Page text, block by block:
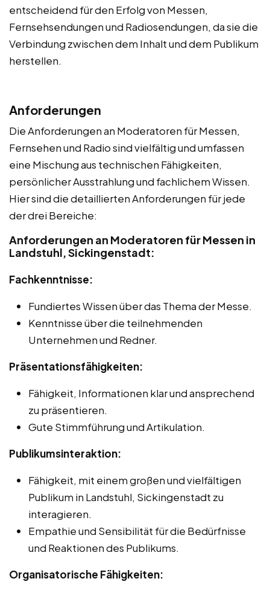
entscheidend für den Erfolg von Messen,
Fernsehsendungen und Radiosendungen, da sie die
Verbindung zwischen dem Inhalt und dem Publikum
herstellen.
Anforderungen
Die Anforderungen an Moderatoren für Messen,
Fernsehen und Radio sind vielfältig und umfassen
eine Mischung aus technischen Fähigkeiten,
persönlicher Ausstrahlung und fachlichem Wissen.
Hier sind die detaillierten Anforderungen für jede
der drei Bereiche:
Anforderungen an Moderatoren für Messen in
Landstuhl, Sickingenstadt:
Fachkenntnisse:
Fundiertes Wissen über das Thema der Messe.
Kenntnisse über die teilnehmenden
Unternehmen und Redner.
Präsentationsfähigkeiten:
Fähigkeit, Informationen klar und ansprechend
zu präsentieren.
Gute Stimmführung und Artikulation.
Publikumsinteraktion:
Fähigkeit, mit einem großen und vielfältigen
Publikum in Landstuhl, Sickingenstadt zu
interagieren.
Empathie und Sensibilität für die Bedürfnisse
und Reaktionen des Publikums.
Organisatorische Fähigkeiten: